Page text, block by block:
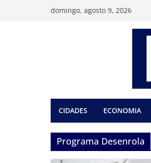
domingo, agosto 9, 2026
CIDADES ECONOMIA
Programa Desenrola